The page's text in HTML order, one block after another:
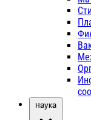
Наука